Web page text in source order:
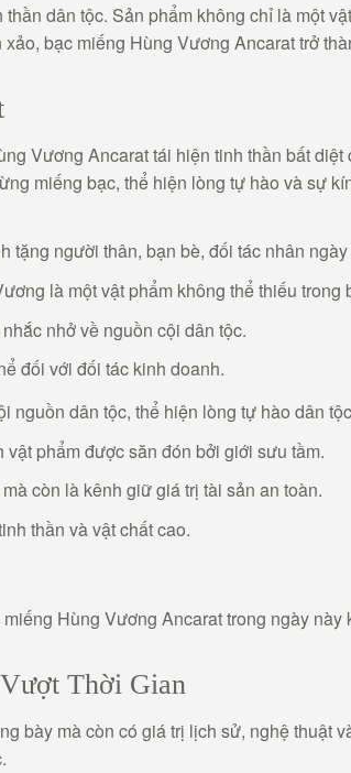
dân tộc. Sản phẩm không chỉ là một
bạc miếng Hùng Vương Ancarat trở
Vương Ancarat tái hiện tinh thần bất
miếng bạc, thể hiện lòng tự hào và sự
tặng người thân, bạn bè, đối tác nhân
là một vật phẩm không thể thiếu trong
nhở về nguồn cội dân tộc.
đối với đối tác kinh doanh.
nguồn dân tộc, thể hiện lòng tự hào dân
phẩm được săn đón bởi giới sưu tầm.
còn là kênh giữ giá trị tài sản an toàn.
thần và vật chất cao.
Hùng Vương Ancarat trong ngày này
Thời Gian
bày mà còn có giá trị lịch sử, nghệ thuật